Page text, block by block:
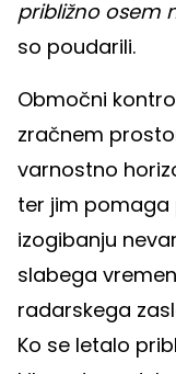
približno osem
so poudarili.
Območni
zračnem
varnostno
ter jim pomaga
izogibanju
slabega
radarskega
Ko se letalo